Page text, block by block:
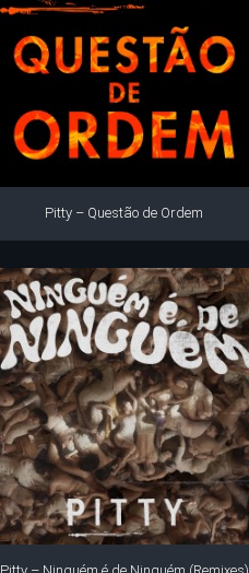
Pitty – Questão de Ordem
Pitty – Ninguém é de Ninguém (Remixes)